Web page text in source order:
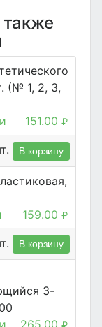
(№ 1, 2, 3,
151.00 ₽
В корзину
159.00 ₽
В корзину
3-
265.00